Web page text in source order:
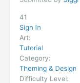
41
Sign In
Art:
Tutorial
Category:
Theming & Design
Difficulty Level: